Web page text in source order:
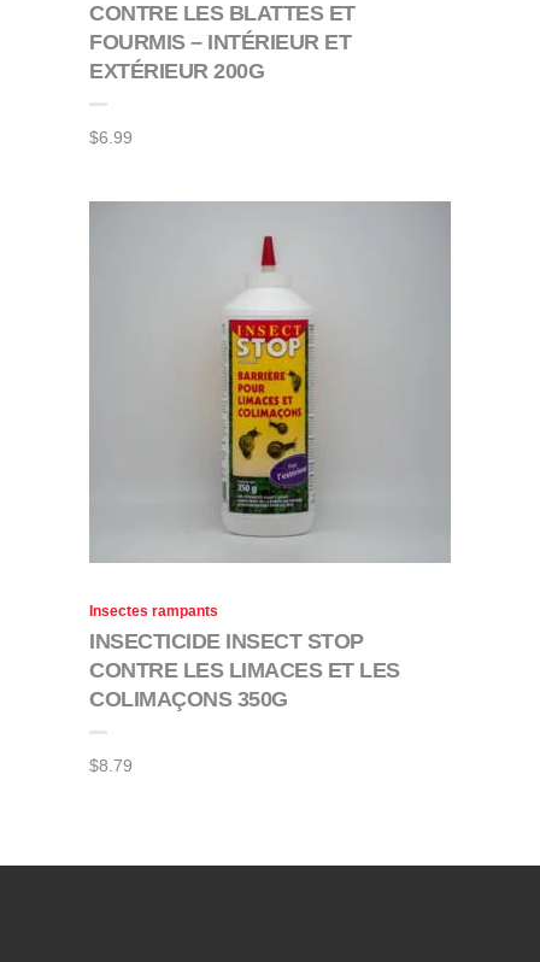
CONTRE LES BLATTES ET
FOURMIS – INTÉRIEUR ET
EXTÉRIEUR 200G
$6.99
Insectes rampants
INSECTICIDE INSECT STOP
CONTRE LES LIMACES ET LES
COLIMAÇONS 350G
$8.79